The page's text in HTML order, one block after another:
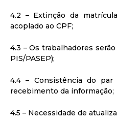
4.2 – Extinção da
acoplado ao CPF;
4.3 – Os trabalhadores
PIS/PASEP);
4.4 – Consistência do
recebimento da informação;
4.5 – Necessidade de